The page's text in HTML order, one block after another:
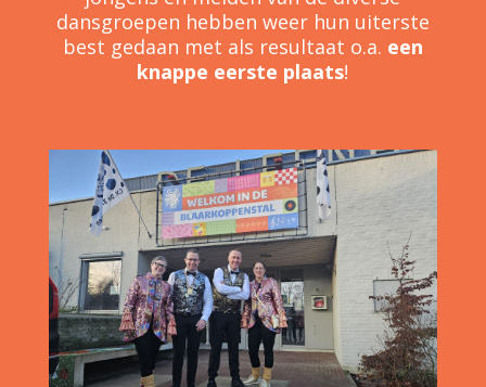
dansgroepen hebben weer hun uiterste
best gedaan met als resultaat o.a. een
knappe eerste plaats!